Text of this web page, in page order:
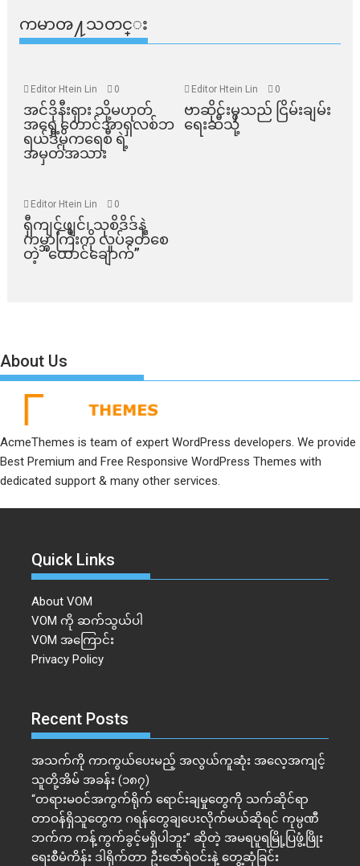
ကမာၻ႔သတင္း
Editor Htein Lin 0
အင်ဒိုနီးရှား သို့မဟုတ်
အရှေ့တောင်အာရှလစ်ဘ
ရယ်ဒီမိုကရေစီ ရဲ့
အမှတ်အသား
Editor Htein Lin 0
ဗာဆိုင်းမှသည် ငြိမ်းချမ်း
ရေးဆီသို့
Editor Htein Lin 0
ရှီကျင့်ဖျင်၊ သုစိဒိဒ်နဲ့
ကမ္ဘာကြီးကို လှုပ်ခတ်စေ
တဲ့ “ထောင်ချောက်”
About Us
AcmeThemes is team of expert WordPress developers. We provide
Best Premium and Free Responsive WordPress Themes with
dedicated support & many other services.
Quick Links
About VOM
VOM ကို ဆက်သွယ်ပါ
VOM အကြောင်း
Privacy Policy
Recent Posts
အသက်ကို ကာကွယ်ပေးမည့် အလွယ်ကူဆုံး အလေ့အကျင့်
သူတို့အိမ် အခန်း (၁၈၇)
“တရားမဝင်အကွက်ရိုက် ရောင်းချမှုတွေကို သက်ဆိုင်ရာ
တာဝန်ရှိသူတွေက ဂရန်တွေချပေးလိုက်မယ်ဆိုရင် ကုမ္ပဏီ
ဘက်က ကန့်ကွက်ခွင့်မရှိပါဘူး” ဆိုတဲ့ အမရပူရမြို့ပြဖွံ့ဖြိုး
ရေးစီမံကိန်း ဒါရိုက်တာ ဦးဇော်ရဲဝင်းနဲ့ တွေ့ဆုံခြင်း